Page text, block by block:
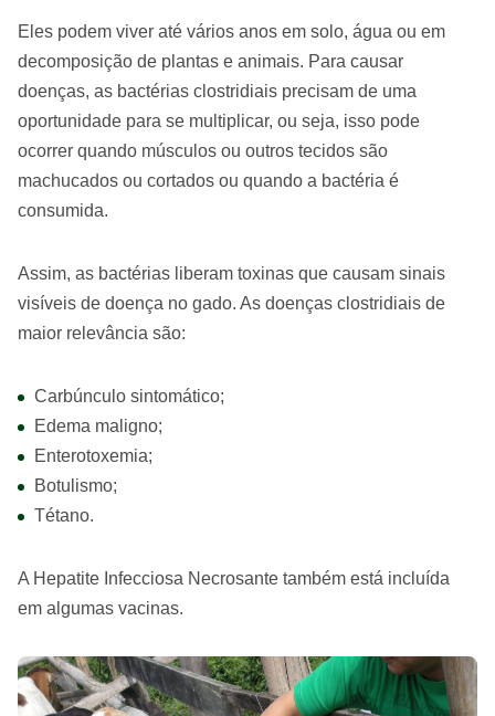
Eles podem viver até vários anos em solo, água ou em
decomposição de plantas e animais. Para causar
doenças, as bactérias clostridiais precisam de uma
oportunidade para se multiplicar, ou seja, isso pode
ocorrer quando músculos ou outros tecidos são
machucados ou cortados ou quando a bactéria é
consumida.
Assim, as bactérias liberam toxinas que causam sinais
visíveis de doença no gado. As doenças clostridiais de
maior relevância são:
Carbúnculo sintomático;
Edema maligno;
Enterotoxemia;
Botulismo;
Tétano.
A Hepatite Infecciosa Necrosante também está incluída
em algumas vacinas.